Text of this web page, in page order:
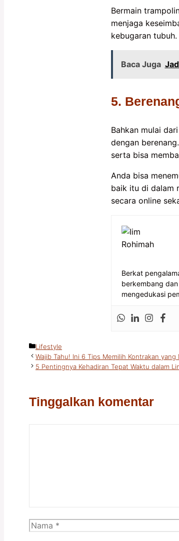
Bermain
menjaga
kebugaran tubuh.
Baca Juga
5.
Bahkan mulai
dengan
serta bisa
Anda bisa
baik itu di dalam
secara online
Berkat
berkembang
mengedukasi
Kategori
Lifestyle
Wajib Tahu! Ini 6 Tips Memilih Kontrakan yang
5 Pentingnya Kehadiran Tepat Waktu dalam
Tinggalkan komentar
Nama